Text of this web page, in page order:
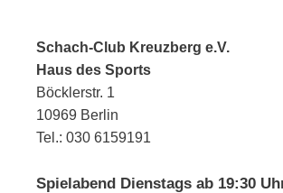
Schach-Club Kreuzberg e.V.
Haus des Sports
Böcklerstr. 1
10969 Berlin
Tel.: 030 6159191
Spielabend Dienstags ab 19:30